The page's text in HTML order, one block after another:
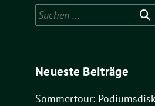
Suchen
nach:
Neueste Beiträge
Sommertour: